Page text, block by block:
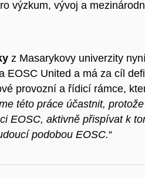
výzkum, vývoj a
z Masarykovy univerzity
EOSC United a má za cíl
provozní a řídicí rámce,
této práce účastnit,
EOSC, aktivně přispívat k
podobou EOSC.“